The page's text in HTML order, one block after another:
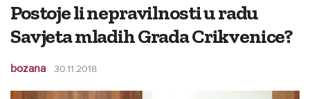
Postoje li nepravilnosti u radu
Savjeta mladih Grada Crikvenice?
bozana 30.11.2018